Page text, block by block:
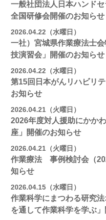
一般社団法人日本ハンド
全国研修会開催のお知らせ
2026.04.22（水曜日）
一社）宮城県作業療法士
技演習会」開催のお知らせ
2026.04.22（水曜日）
第15回日本がんリハビリ
お知らせ
2026.04.21（火曜日）
2026年度対人援助にかか
座」開催のお知らせ
2026.04.21（火曜日）
作業療法 事例検討会（
知らせ
2026.04.15（水曜日）
作業科学にまつわる研究
を通して作業科学を学ぶ